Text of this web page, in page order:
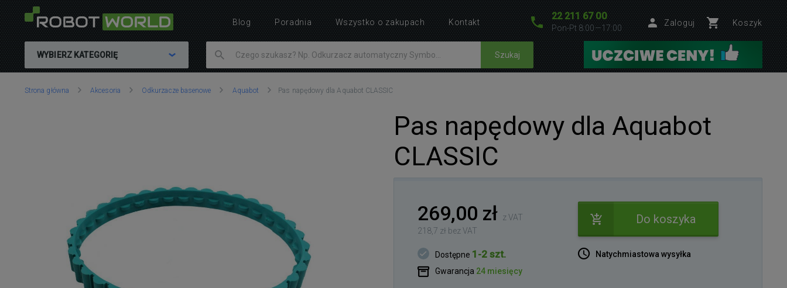
22 211 67 00
Pon-Pt 8:00—17:00
Zaloguj Koszyk
WYBIERZ KATEGORIĘ Szukaj
Znajdujesz
Strona główna Akcesoria Odkurzacze basenowe Aquabot Pas napędowy dla Aquabot CLASSIC
Pas napędowy dla Aquabot
CLASSIC
269,00 zł z VAT
218,7 zł bez VAT
Do koszyka
Dostępne 1-2 szt.
Gwarancja 24 miesięcy
Natychmiastowa wysyłka
Blog Poradnia Wszystko o zakupach Kontakt